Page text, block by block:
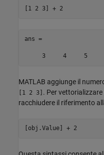
[1 2 3] + 2
ans =
     3     4     5
MATLAB aggiunge il
[1 2 3] . Per
racchiudere il riferimento
[obj.Value] + 2